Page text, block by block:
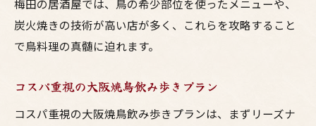
梅田の居酒屋では、鳥の希少部位を使ったメニューや、
炭火焼きの技術が高い店が多く、これらを攻略すること
で鳥料理の真髄に迫れます。
コスパ重視の大阪焼鳥飲み歩きプラン
コスパ重視の大阪焼鳥飲み歩きプランは、まずリーズナ